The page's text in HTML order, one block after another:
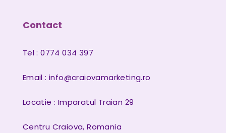
Contact
Tel : 0774 034 397
Email : info@craiovamarketing.ro
Locatie : Imparatul Traian 29
Centru Craiova, Romania